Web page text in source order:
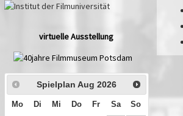
virtuelle Ausstellung
Spielplan Aug 2026
Mo Di Mi Do Fr Sa So